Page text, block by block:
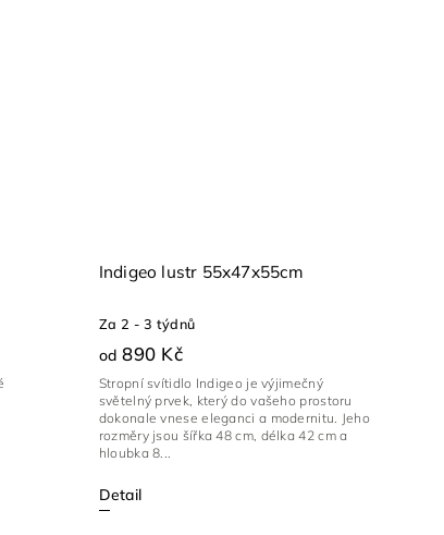
Indigeo lustr 55x47x55cm
Za 2 - 3 týdnů
od 890 Kč
Detail
Stropní svítidlo Indigeo je výjimečný
světelný prvek, který do vašeho prostoru
dokonale vnese eleganci a modernitu. Jeho
rozměry jsou šířka 48 cm, délka 42 cm a
hloubka 8...